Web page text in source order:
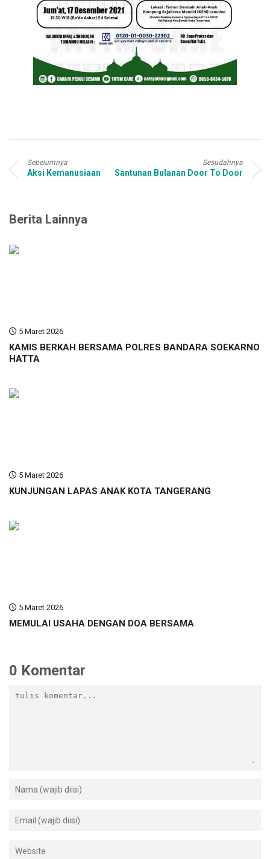
Sebelumnya
Aksi Kemanusiaan
Sesudahnya
Santunan Bulanan Door To Door
Berita Lainnya
5 Maret 2026
KAMIS BERKAH BERSAMA POLRES BANDARA SOEKARNO
HATTA
5 Maret 2026
KUNJUNGAN LAPAS ANAK KOTA TANGERANG
5 Maret 2026
MEMULAI USAHA DENGAN DOA BERSAMA
0 Komentar